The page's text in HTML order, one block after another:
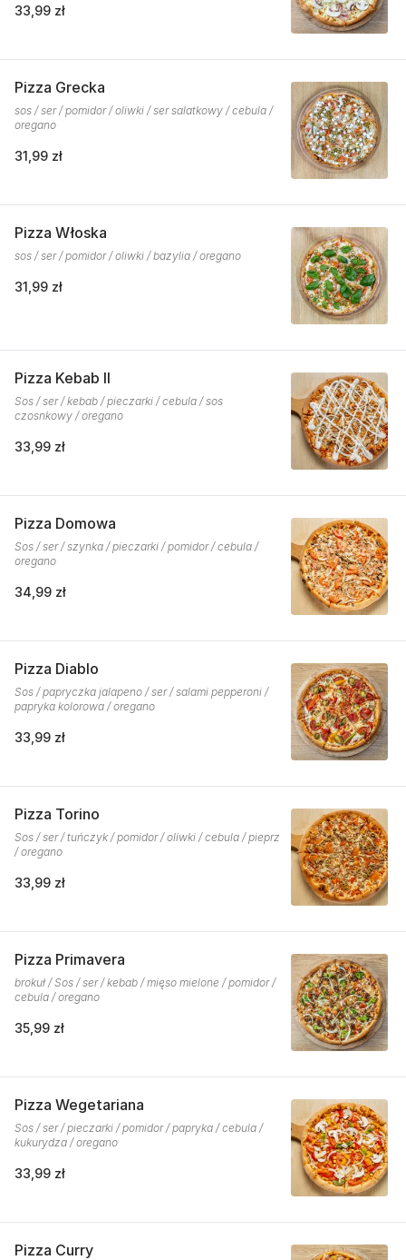
33,99 zł
Pizza Grecka
sos / ser / pomidor / oliwki / ser salatkowy / cebula /
oregano
31,99 zł
Pizza Włoska
sos / ser / pomidor / oliwki / bazylia / oregano
31,99 zł
Pizza Kebab II
Sos / ser / kebab / pieczarki / cebula / sos
czosnkowy / oregano
33,99 zł
Pizza Domowa
Sos / ser / szynka / pieczarki / pomidor / cebula /
oregano
34,99 zł
Pizza Diablo
Sos / papryczka jalapeno / ser / salami pepperoni /
papryka kolorowa / oregano
33,99 zł
Pizza Torino
Sos / ser / tuńczyk / pomidor / oliwki / cebula / pieprz
/ oregano
33,99 zł
Pizza Primavera
brokuł / Sos / ser / kebab / mięso mielone / pomidor /
cebula / oregano
35,99 zł
Pizza Wegetariana
Sos / ser / pieczarki / pomidor / papryka / cebula /
kukurydza / oregano
33,99 zł
Pizza Curry